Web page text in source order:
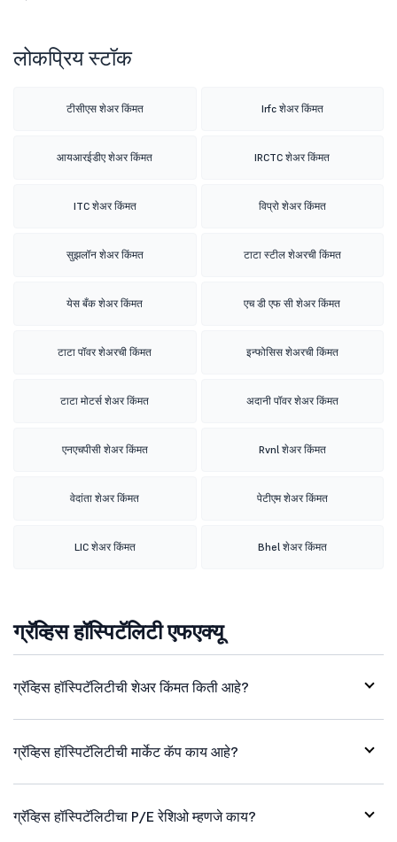
लोकप्रिय स्टॉक
टीसीएस शेअर किंमत Irfc शेअर किंमत
आयआरईडीए शेअर किंमत IRCTC शेअर किंमत
ITC शेअर किंमत विप्रो शेअर किंमत
सुझलॉन शेअर किंमत टाटा स्टील शेअरची किंमत
येस बँक शेअर किंमत एच डी एफ सी शेअर किंमत
टाटा पॉवर शेअरची किंमत इन्फोसिस शेअरची किंमत
टाटा मोटर्स शेअर किंमत अदानी पॉवर शेअर किंमत
एनएचपीसी शेअर किंमत Rvnl शेअर किंमत
वेदांता शेअर किंमत पेटीएम शेअर किंमत
LIC शेअर किंमत Bhel शेअर किंमत
ग्रॅव्हिस हॉस्पिटॅलिटी एफएक्यू
ग्रॅव्हिस हॉस्पिटॅलिटीची शेअर किंमत किती आहे?
ग्रॅव्हिस हॉस्पिटॅलिटीची मार्केट कॅप काय आहे?
ग्रॅव्हिस हॉस्पिटॅलिटीचा P/E रेशिओ म्हणजे काय?